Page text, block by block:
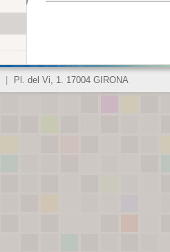
Pl. del Vi, 1. 17004 GIRONA